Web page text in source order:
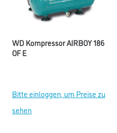
WD Kompressor AIRBOY 186
OF E
Bitte einloggen, um Preise zu
sehen